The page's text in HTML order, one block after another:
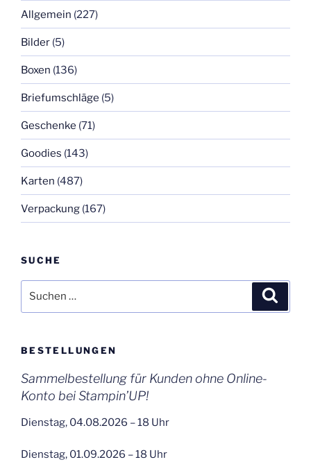
Allgemein (227)
Bilder (5)
Boxen (136)
Briefumschläge (5)
Geschenke (71)
Goodies (143)
Karten (487)
Verpackung (167)
SUCHE
nach:
BESTELLUNGEN
Sammelbestellung für Kunden ohne Online-
Konto bei Stampin’UP!
Dienstag, 04.08.2026 – 18 Uhr
Dienstag, 01.09.2026 – 18 Uhr